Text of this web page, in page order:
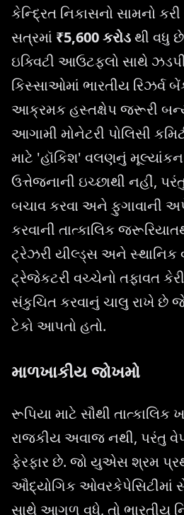
કેન્દ્રિત નિકાસનો સામનો
સત્રમાં ₹5,600 કરોડથી વધુ
ઇક્વિટી આઉટફ્લો સાથે
કિસ્સાઓમાં ભારતીય રિઝર્વ બેંક
આક્રમક હસ્તક્ષેપ જરૂરી
આગામી મોનેટરી પોલિસી
માટે 'હૉકિશ' વલણનું મૂલ્યાંકન
ઉત્તેજનાની ઇચ્છાથી નહીં,
બચાવ કરવા અને ફુગાવાની
કરવાની તાત્કાલિક
ટ્રેઝરી યીલ્ડ્સ અને સ્થાનિક
ટ્રેજેકટરી વચ્ચેનો તફાવત
સંકુચિત કરવાનું ચાલુ રાખે છે
ટેકો આપતો હતો.
માળખાકીય જોખમો
રૂપિયા માટે સૌથી તાત્કાલિક
રાજકીય અવાજ નથી, પરંતુ
ફેરફાર છે. જો યુએસ શ્રમ
ઔદ્યોગિક ઓવરકેપેસિટીમાં
સાથે આગળ વધે, તો ભારતીય